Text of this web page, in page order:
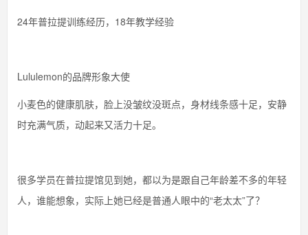
24年普拉提训练经历，18年教学经验
Lululemon的品牌形象大使
小麦色的健康肌肤，脸上没皱纹没斑点，身材线条感十足，安静
时充满气质，动起来又活力十足。
很多学员在普拉提馆见到她，都以为是跟自己年龄差不多的年轻
人，谁能想象，实际上她已经是普通人眼中的“老太太”了？